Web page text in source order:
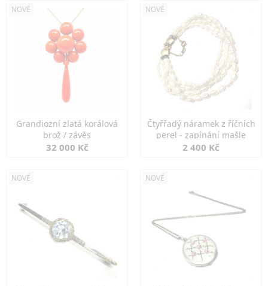
NOVÉ
Grandiozní zlatá korálová
brož / závěs
32 000 Kč
NOVÉ
Čtyřřadý náramek z říčních
perel - zapínání mašle
2 400 Kč
NOVÉ NOVÉ